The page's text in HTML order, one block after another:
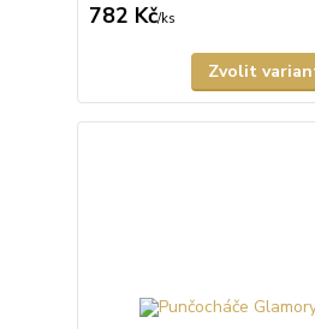
782 Kč/ks
Zvolit